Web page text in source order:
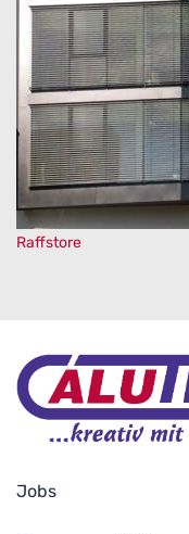
Raffstore
Jobs